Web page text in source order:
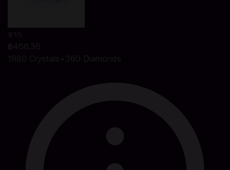
จาก
฿466.36
1980 Crystals+360 Diamonds